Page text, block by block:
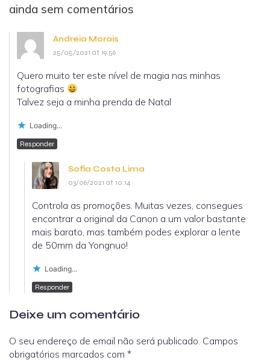
ainda sem comentários
Andreia Morais
25/05/2021 at 19:56
Quero muito ter este nível de magia nas minhas
fotografias
Talvez seja a minha prenda de Natal
Loading...
Responder
Sofia Costa Lima
03/06/2021 at 10:14
Controla as promoções. Muitas vezes, consegues
encontrar a original da Canon a um valor bastante
mais barato, mas também podes explorar a lente
de 50mm da Yongnuo!
Loading...
Responder
Deixe um comentário
O seu endereço de email não será publicado. Campos
obrigatórios marcados com *